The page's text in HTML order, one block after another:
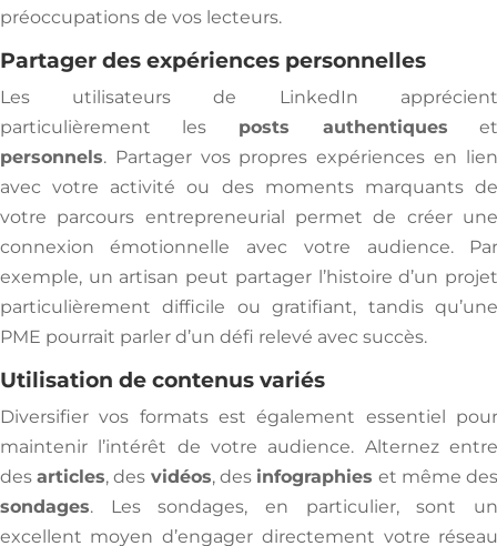
préoccupations de vos lecteurs.
Partager des expériences personnelles
Les utilisateurs de LinkedIn
particulièrement les posts authentiques
personnels. Partager vos propres expériences en
avec votre activité ou des moments marquants
votre parcours entrepreneurial permet de créer
connexion émotionnelle avec votre audience.
exemple, un artisan peut partager l’histoire d’un
particulièrement difficile ou gratifiant, tandis
PME pourrait parler d’un défi relevé avec succès.
Utilisation de contenus variés
Diversifier vos formats est également essentiel
maintenir l’intérêt de votre audience. Alternez
desarticles, des vidéos, des infographies et même
sondages. Les sondages, en particulier, sont
excellent moyen d’engager directement votre